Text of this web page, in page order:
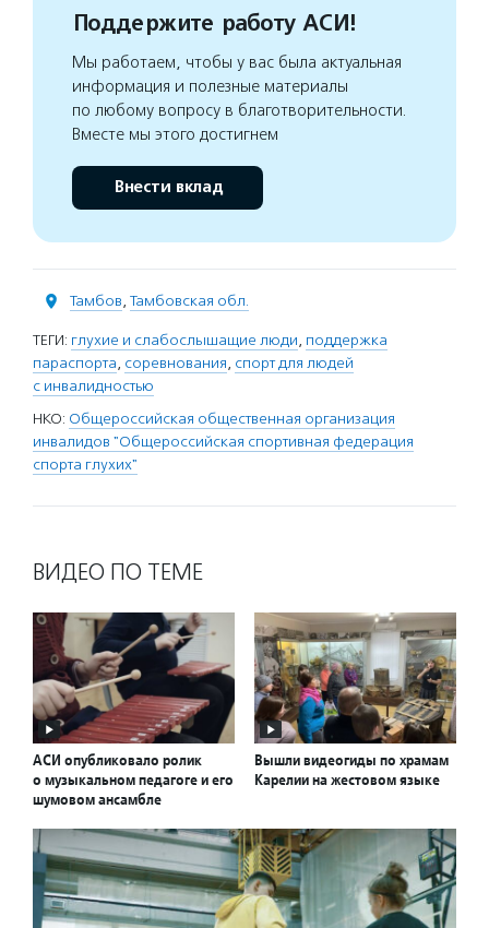
Поддержите работу АСИ!
Мы работаем, чтобы у вас была актуальная
информация и полезные материалы
по любому вопросу в благотворительности.
Вместе мы этого достигнем
Внести вклад
Тамбов, Тамбовская обл.
ТЕГИ: глухие и слабослышащие люди, поддержка
параспорта, соревнования, спорт для людей
с инвалидностью
НКО: Общероссийская общественная организация
инвалидов "Общероссийская спортивная федерация
спорта глухих"
ВИДЕО ПО ТЕМЕ
АСИ опубликовало ролик
о музыкальном педагоге и его
шумовом ансамбле
Вышли видеогиды по храмам
Карелии на жестовом языке